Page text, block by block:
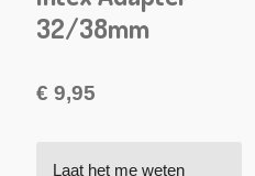
32/38mm
€ 9,95
Laat het me weten